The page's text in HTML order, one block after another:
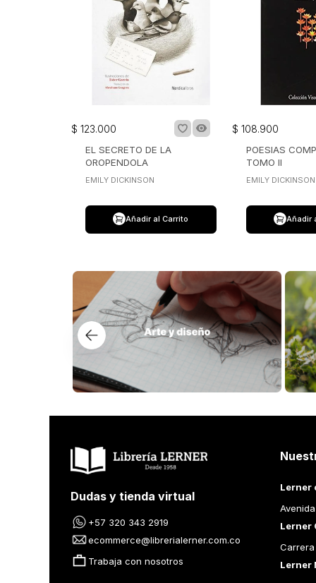
$ 123.000
EL SECRETO DE LA
OROPENDOLA
EMILY DICKINSON
Añadir al Carrito
$ 108.900
POESIAS
TOMO II
EMILY DICKINSON
Añadir
Dudas y tienda virtual
+57 320 343 2919
ecommerce@librerialerner.com.co
Trabaja con nosotros
Lerner
Lerner
Carrera
Lerner